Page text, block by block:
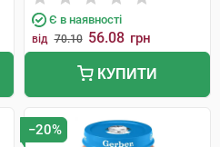
Є в наявності
від 70.10 56.08 грн
КУПИТИ
−20%